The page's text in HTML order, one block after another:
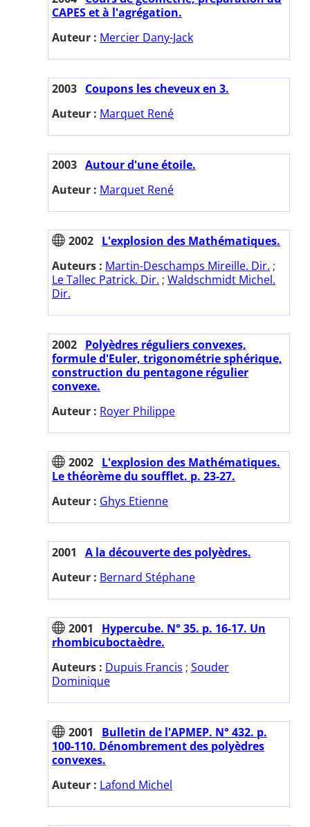
CAPES et à l'agrégation.
Auteur : Mercier Dany-Jack
2003 Coupons les cheveux en 3.
Auteur : Marquet René
2003 Autour d'une étoile.
Auteur : Marquet René
2002 L'explosion des Mathématiques.
Auteurs : Martin-Deschamps Mireille. Dir. ;
Le Tallec Patrick. Dir. ; Waldschmidt Michel.
Dir.
2002 Polyèdres réguliers convexes,
formule d'Euler, trigonométrie sphérique,
construction du pentagone régulier
convexe.
Auteur : Royer Philippe
2002 L'explosion des Mathématiques.
Le théorème du soufflet. p. 23-27.
Auteur : Ghys Etienne
2001
A la découverte des polyèdres.
Auteur : Bernard Stéphane
2001
Hypercube. N° 35. p. 16-17. Un
rhombicuboctaèdre.
Auteurs : Dupuis Francis ; Souder
Dominique
2001
Bulletin de l'APMEP. N° 432. p.
100-110. Dénombrement des polyèdres
convexes.
Auteur : Lafond Michel